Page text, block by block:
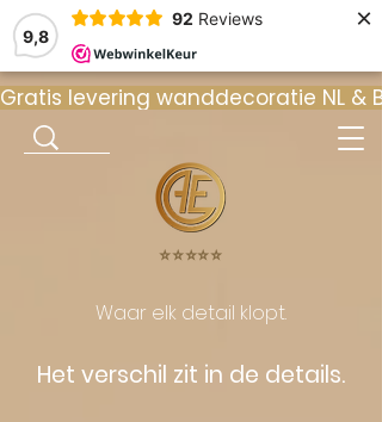
9,8
92 Reviews ×
Gratis levering wanddecoratie NL
⭐️⭐️⭐️⭐️⭐️
Waar elk detail klopt.
Het verschil zit in de details.